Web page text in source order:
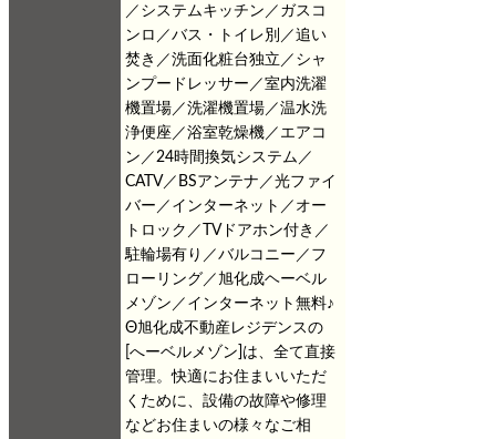
／システムキッチン／ガスコ
ンロ／バス・トイレ別／追い
焚き／洗面化粧台独立／シャ
ンプードレッサー／室内洗濯
機置場／洗濯機置場／温水洗
浄便座／浴室乾燥機／エアコ
ン／24時間換気システム／
CATV／BSアンテナ／光ファイ
バー／インターネット／オー
トロック／TVドアホン付き／
駐輪場有り／バルコニー／フ
ローリング／旭化成ヘーベル
メゾン／インターネット無料♪
Θ旭化成不動産レジデンスの
[へーベルメゾン]は、全て直接
管理。快適にお住まいいただ
くために、設備の故障や修理
などお住まいの様々なご相